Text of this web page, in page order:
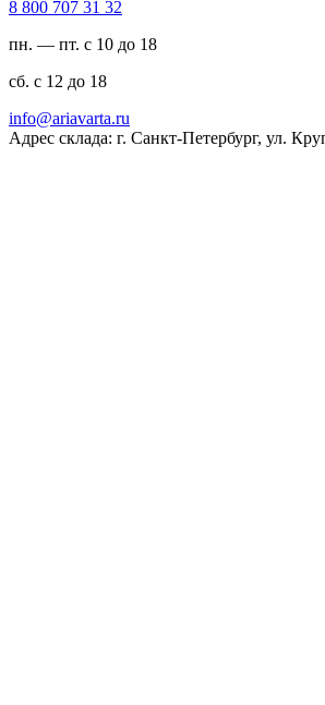
23 13 707 008 8
пн. — пт. с 10 до 18
сб. с 12 до 18
ur.atravaira@ofni
Адрес склада: г. Санкт-Петербург, ул.